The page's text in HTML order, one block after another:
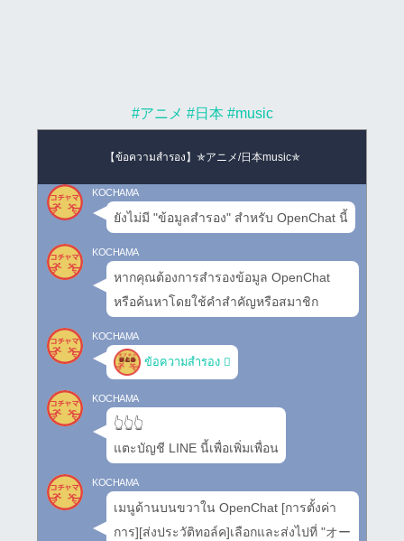
#アニメ #日本 #music
【ข้อความสำรอง】✯アニメ/日本music✯
KOCHAMA
ยังไม่มี "ข้อมูลสำรอง" สำหรับ OpenChat นี้
KOCHAMA
หากคุณต้องการสำรองข้อมูล OpenChat
หรือค้นหาโดยใช้คำสำคัญหรือสมาชิก
KOCHAMA
ข้อความสำรอง
KOCHAMA
👆👆👆
แตะบัญชี LINE นี้เพื่อเพิ่มเพื่อน
KOCHAMA
เมนูด้านบนขวาใน OpenChat [การตั้งค่า
การ][ส่งประวัติทอล์ค]เลือกและส่งไปที่ "オー